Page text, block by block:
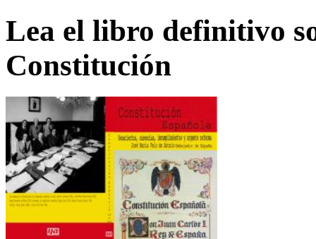
Lea el libro definitivo
Constitución